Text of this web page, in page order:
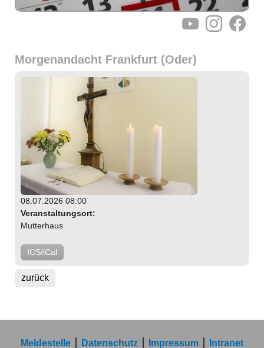
YouTubeInstagram
Morgenandacht Frankfurt (Oder)
08.07.2026 08:00
Veranstaltungsort:
Mutterhaus
ICS/iCal
zurück
Meldestelle Datenschutz Impressum Intranet